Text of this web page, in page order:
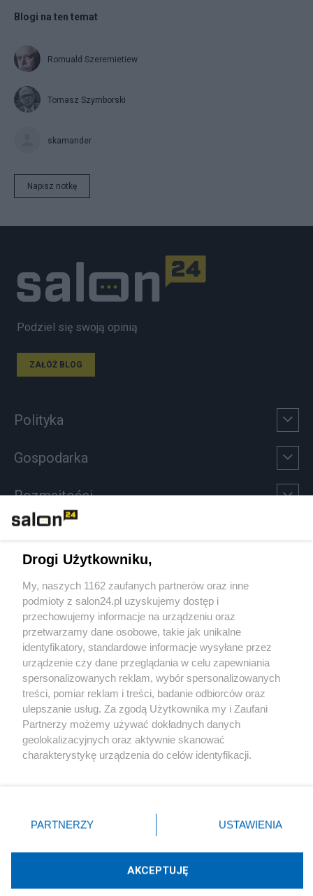
Blogi na ten temat
Romuald Szeremietiew
Tomasz Szymborski
skamander
Napisz notkę
Podziel się swoją opinią
ZAŁÓŻ BLOG
Polityka
Gospodarka
Rozmaitości
Sport
Społeczeństwo
Kultura
X Facebook Instagram Youtube
Technologię dostarcza:W3media.pl
Drogi Użytkowniku,
My, naszych 1162 zaufanych partnerów oraz inne
podmioty z salon24.pl uzyskujemy dostęp i
przechowujemy informacje na urządzeniu oraz
przetwarzamy dane osobowe, takie jak unikalne
identyfikatory, standardowe informacje wysyłane przez
urządzenie czy dane przeglądania w celu zapewniania
spersonalizowanych reklam, wybór spersonalizowanych
treści, pomiar reklam i treści, badanie odbiorców oraz
ulepszanie usług. Za zgodą Użytkownika my i Zaufani
Partnerzy możemy używać dokładnych danych
geolokalizacyjnych oraz aktywnie skanować
charakterystykę urządzenia do celów identyfikacji.
zmienić/wycofać klikając przycisk ustawień prywatności
znajdujący się w lewym dolnym rogu strony
rodzaje przetwarzania danych nie wymagają zgody
użytkownika, ale masz prawo sprzeciwić się takiemu
przetwarzaniu. Preferencje będą miały zastosowania tylko
PARTNERZY USTAWIENIA
AKCEPTUJĘ